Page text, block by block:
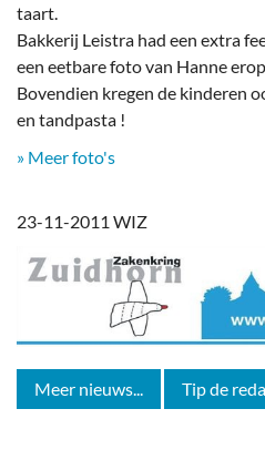
taart.
Bakkerij Leistra had een extra
een eetbare foto van Hanne
Bovendien kregen de kinderen
en tandpasta !
» Meer foto's
23-11-2011 WIZ
Meer nieuws... Tip de